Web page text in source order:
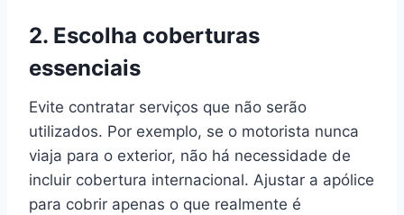
2. Escolha coberturas
essenciais
Evite contratar serviços que não serão
utilizados. Por exemplo, se o motorista nunca
viaja para o exterior, não há necessidade de
incluir cobertura internacional. Ajustar a apólice
para cobrir apenas o que realmente é